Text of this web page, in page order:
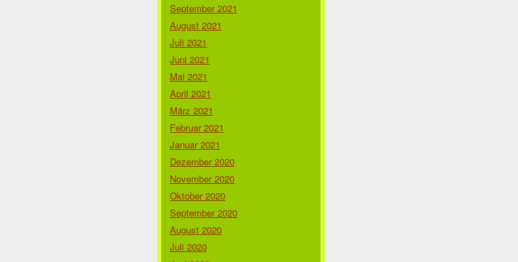
September 2021
August 2021
Juli 2021
Juni 2021
Mai 2021
April 2021
März 2021
Februar 2021
Januar 2021
Dezember 2020
November 2020
Oktober 2020
September 2020
August 2020
Juli 2020